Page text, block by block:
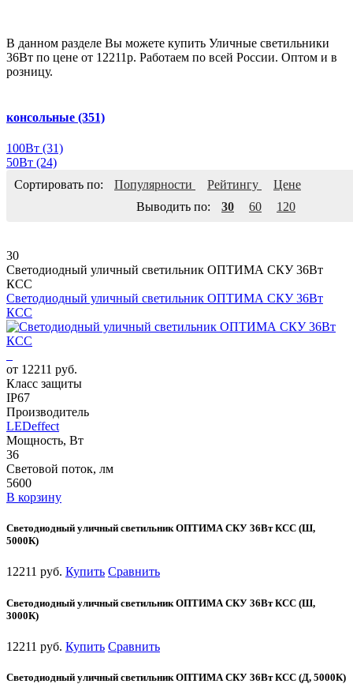
В данном разделе Вы можете купить Уличные светильники
36Вт по цене от 12211р. Работаем по всей России. Оптом и в
розницу.
консольные (351)
100Вт (31)
50Вт (24)
Сортировать по:
Популярности Рейтингу
Цене
Выводить по:
30 60 120
30
Светодиодный уличный светильник ОПТИМА СКУ 36Вт
КСС
Светодиодный уличный светильник ОПТИМА СКУ 36Вт
КСС
от 12211 руб.
Класс защиты
IP67
Производитель
LEDeffect
Мощность, Вт
36
Световой поток, лм
5600
В корзину
Светодиодный уличный светильник ОПТИМА СКУ 36Вт КСС (Ш,
5000К)
12211 руб. Купить Сравнить
Светодиодный уличный светильник ОПТИМА СКУ 36Вт КСС (Ш,
3000К)
12211 руб. Купить Сравнить
Светодиодный уличный светильник ОПТИМА СКУ 36Вт КСС (Д, 5000К)